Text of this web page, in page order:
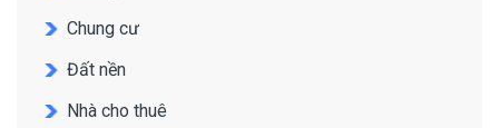
Chung cư
Đất nền
Nhà cho thuê